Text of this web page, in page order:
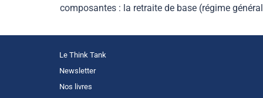
composantes : la retraite de base (régime
Le Think Tank
Newsletter
Nos livres